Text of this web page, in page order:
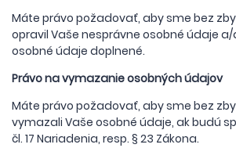
Máte právo požadovať, aby sme bez
opravil Vaše nesprávne osobné údaje
osobné údaje doplnené.
Právo na vymazanie osobných údajov
Máte právo požadovať, aby sme bez
vymazali Vaše osobné údaje, ak budú
čl. 17 Nariadenia, resp. § 23 Zákona.